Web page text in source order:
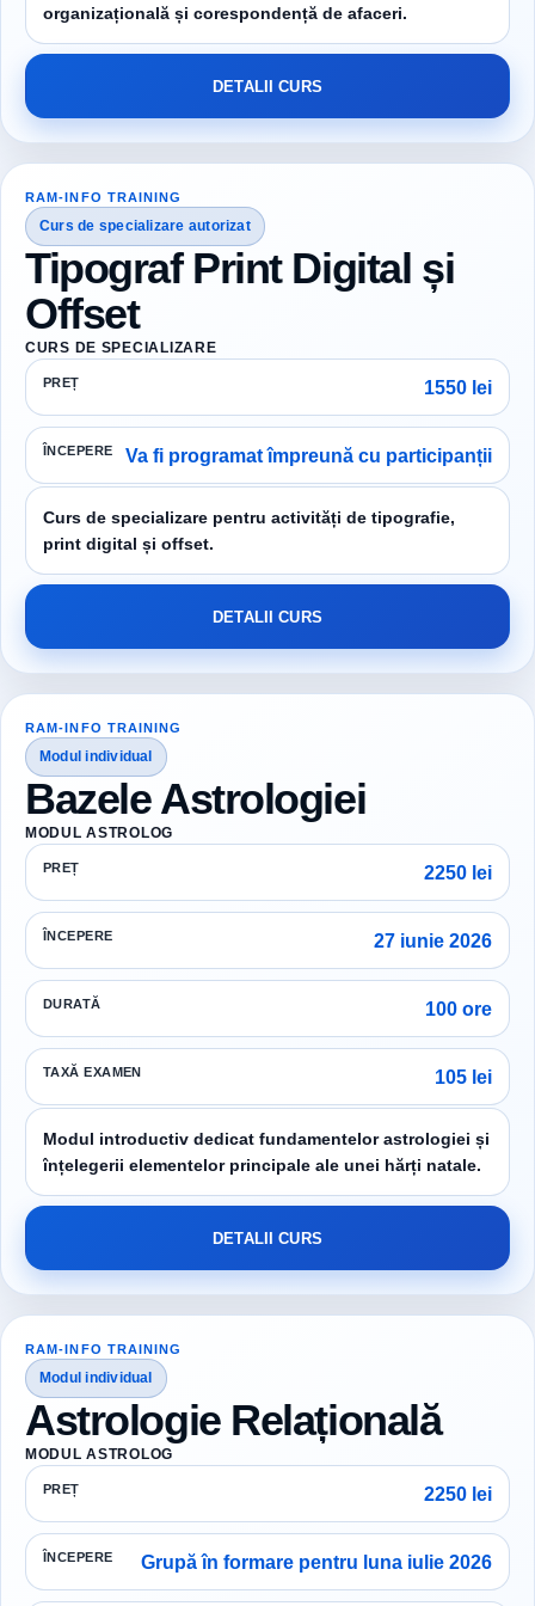
organizațională și corespondență de afaceri.
DETALII CURS
RAM-INFO TRAINING
Curs de specializare autorizat
Tipograf Print Digital și
Offset
CURS DE SPECIALIZARE
PREȚ 1550 lei
ÎNCEPERE Va fi programat împreună cu participanții
Curs de specializare pentru activități de tipografie,
print digital și offset.
DETALII CURS
RAM-INFO TRAINING
Modul individual
Bazele Astrologiei
MODUL ASTROLOG
PREȚ 2250 lei
ÎNCEPERE 27 iunie 2026
DURATĂ 100 ore
TAXĂ EXAMEN 105 lei
Modul introductiv dedicat fundamentelor astrologiei și
înțelegerii elementelor principale ale unei hărți natale.
DETALII CURS
RAM-INFO TRAINING
Modul individual
Astrologie Relațională
MODUL ASTROLOG
PREȚ 2250 lei
ÎNCEPERE Grupă în formare pentru luna iulie 2026